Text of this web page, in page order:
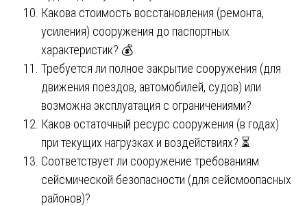
Какова стоимость восстановления (ремонта,
усиления) сооружения до паспортных
характеристик? 💰
Требуется ли полное закрытие сооружения (для
движения поездов, автомобилей, судов) или
возможна эксплуатация с ограничениями?
Каков остаточный ресурс сооружения (в годах)
при текущих нагрузках и воздействиях? ⏳
Соответствует ли сооружение требованиям
сейсмической безопасности (для сейсмоопасных
районов)?